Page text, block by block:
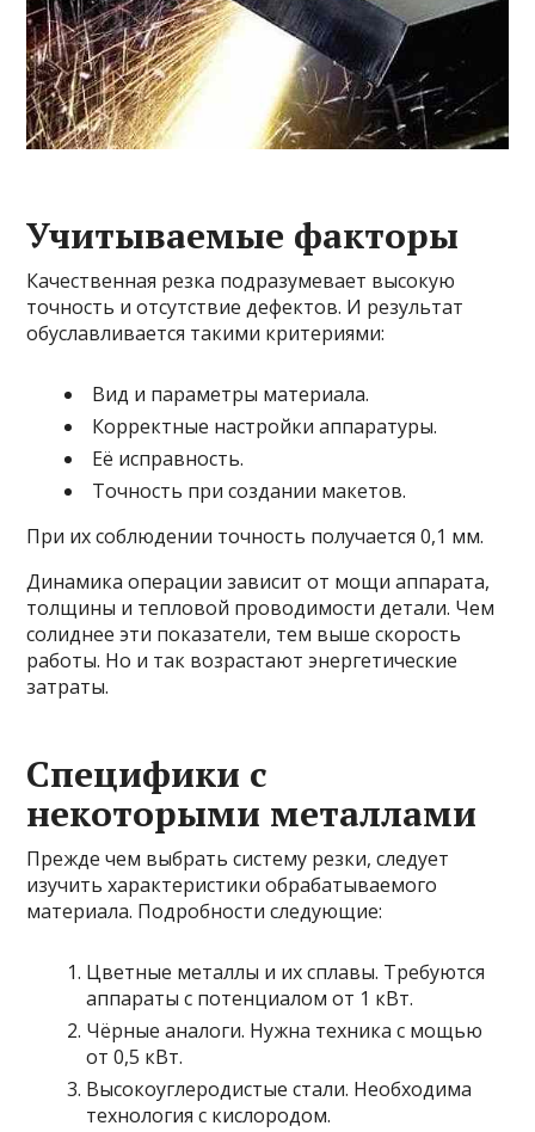
Учитываемые факторы
Качественная резка подразумевает высокую
точность и отсутствие дефектов. И результат
обуславливается такими критериями:
Вид и параметры материала.
Корректные настройки аппаратуры.
Её исправность.
Точность при создании макетов.
При их соблюдении точность получается 0,1 мм.
Динамика операции зависит от мощи аппарата,
толщины и тепловой проводимости детали. Чем
солиднее эти показатели, тем выше скорость
работы. Но и так возрастают энергетические
затраты.
Специфики с
некоторыми металлами
Прежде чем выбрать систему резки, следует
изучить характеристики обрабатываемого
материала. Подробности следующие:
Цветные металлы и их сплавы. Требуются
аппараты с потенциалом от 1 кВт.
Чёрные аналоги. Нужна техника с мощью
от 0,5 кВт.
Высокоуглеродистые стали. Необходима
технология с кислородом.